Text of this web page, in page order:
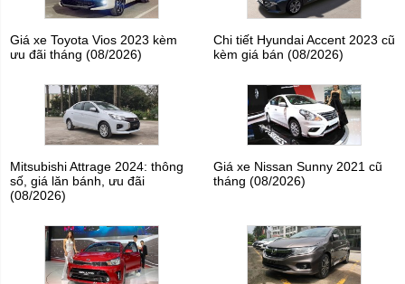
Giá xe Toyota Vios 2023 kèm
ưu đãi tháng (08/2026)
Chi tiết Hyundai Accent 2023 cũ
kèm giá bán (08/2026)
Mitsubishi Attrage 2024: thông
số, giá lăn bánh, ưu đãi
(08/2026)
Giá xe Nissan Sunny 2021 cũ
tháng (08/2026)